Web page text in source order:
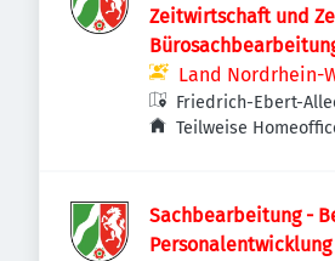
Zeitwirtschaft und
42/26)Land Nordrhein-
Friedrich-Ebert-
Bonn, Deutschland
Teilweise
Sachbearbeitung -